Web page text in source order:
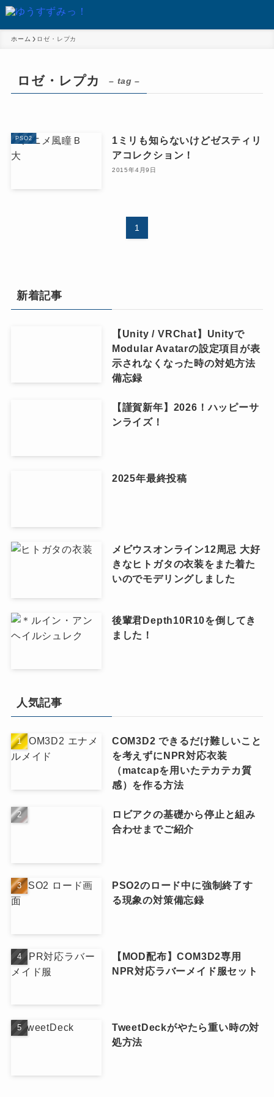
ホーム ロゼ・レプカ
ロゼ・レプカ – tag –
PSO2
1ミリも知らないけどゼスティリ
アコレクション！
2015年4月9日
1
新着記事
【Unity / VRChat】Unityで
Modular Avatarの設定項目が表
示されなくなった時の対処方法
備忘録
【謹賀新年】2026！ハッピーサ
ンライズ！
2025年最終投稿
メビウスオンライン12周忌 大好
きなヒトガタの衣装をまた着た
いのでモデリングしました
後輩君Depth10R10を倒してき
ました！
人気記事
COM3D2 できるだけ難しいこと
を考えずにNPR対応衣装
（matcapを用いたテカテカ質
感）を作る方法
ロビアクの基礎から停止と組み
合わせまでご紹介
PSO2のロード中に強制終了す
る現象の対策備忘録
【MOD配布】COM3D2専用
NPR対応ラバーメイド服セット
TweetDeckがやたら重い時の対
処方法